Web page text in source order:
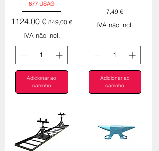
877 USAG
Preço normal
1124,00 € Preço promocional
849,00 €
IVA não incl.
Adicionar ao
carrinho
Preço
7,49 €
IVA não incl.
Adicionar ao
carrinho